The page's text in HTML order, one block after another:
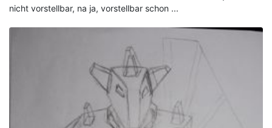
nicht vorstellbar, na ja, vorstellbar schon ...